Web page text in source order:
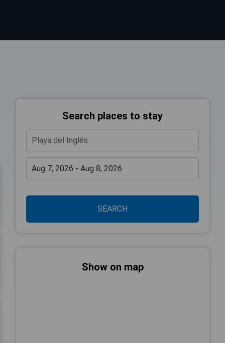
Search places to stay
SEARCH
Show on map